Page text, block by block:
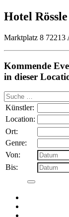
Hotel Rössle
Marktplatz 8 72213
Kommende
in dieser
Suche
nach:
Künstler:
Location:
Ort:
Genre:
Von:
Bis: